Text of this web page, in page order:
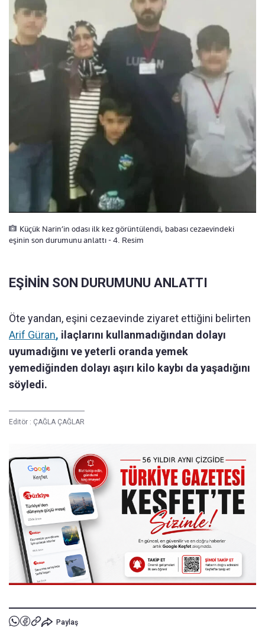
Küçük Narin’in odası ilk kez görüntülendi, babası cezaevindeki
eşinin son durumunu anlattı - 4. Resim
EŞİNİN SON DURUMUNU ANLATTI
Öte yandan, eşini cezaevinde ziyaret ettiğini belirten
Arif Güran, ilaçlarını kullanmadığından dolayı
uyumadığını ve yeterli oranda yemek
yemediğinden dolayı aşırı kilo kaybı da yaşadığını
söyledi.
Editör : ÇAĞLA ÇAĞLAR
Paylaş